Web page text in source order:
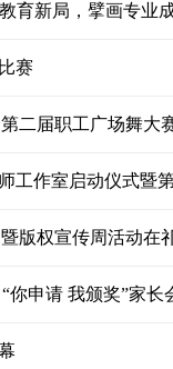
育新局，擘画专业
赛
二届职工广场舞大
工作室启动仪式暨
版权宣传周活动在
你申请 我颁奖”家长